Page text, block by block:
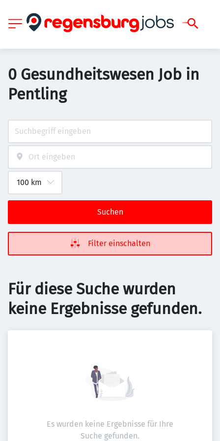
0 Gesundheitswesen Job in
Pentling
Suchen
Filter einschalten
Für diese Suche wurden
keine Ergebnisse gefunden.
Es wurden keine Ergebnisse für Ihre
Suche gefunden.